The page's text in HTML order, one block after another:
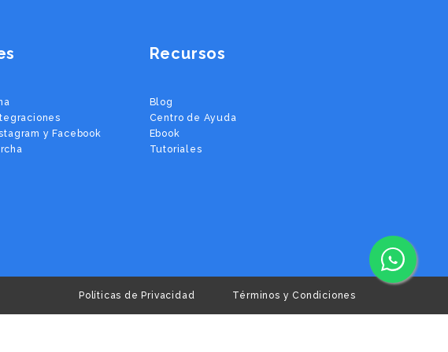
y Facebook
Recursos
Blog
Centro de Ayuda
Ebook
Tutoriales
Políticas de Privacidad Términos y Condiciones